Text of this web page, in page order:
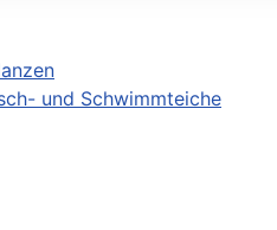
und Schwimmteiche